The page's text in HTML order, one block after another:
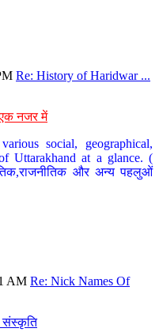
Re: History of Haridwar ...
एक नजर में
social, geographical,
Uttarakhand at a glance. (
और अन्य पहलुओं
AM Re: Nick Names Of
संस्कृति